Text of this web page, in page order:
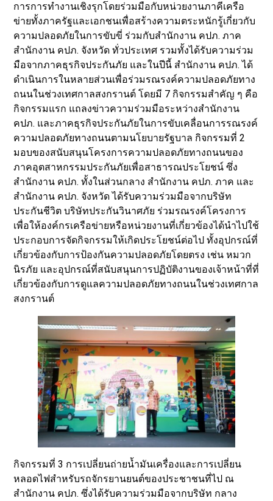
การการทำงานเชิงรุกโดยร่วมมือกับหน่วยงานภาคีเครือ
ข่ายทั้งภาครัฐและเอกชนเพื่อสร้างความตระหนักรู้เกี่ยวกับ
ความปลอดภัยในการขับขี่ ร่วมกับสำนักงาน คปภ. ภาค
สำนักงาน คปภ. จังหวัด ทั่วประเทศ รวมทั้งได้รับความร่วม
มือจากภาคธุรกิจประกันภัย และในปีนี้ สำนักงาน คปภ. ได้
ดำเนินการในหลายส่วนเพื่อร่วมรณรงค์ความปลอดภัยทาง
ถนนในช่วงเทศกาลสงกรานต์ โดยมี 7 กิจกรรมสำคัญ ๆ คือ
กิจกรรมแรก แถลงข่าวความร่วมมือระหว่างสำนักงาน
คปภ. และภาคธุรกิจประกันภัยในการขับเคลื่อนการรณรงค์
ความปลอดภัยทางถนนตามนโยบายรัฐบาล กิจกรรมที่ 2
มอบของสนับสนุนโครงการความปลอดภัยทางถนนของ
ภาคอุตสาหกรรมประกันภัยเพื่อสาธารณประโยชน์ ซึ่ง
สำนักงาน คปภ. ทั้งในส่วนกลาง สำนักงาน คปภ. ภาค และ
สำนักงาน คปภ. จังหวัด ได้รับความร่วมมือจากบริษัท
ประกันชีวิต บริษัทประกันวินาศภัย ร่วมรณรงค์โครงการ
เพื่อให้องค์กรเครือข่ายหรือหน่วยงานที่เกี่ยวข้องได้นำไปใช้
ประกอบการจัดกิจกรรมให้เกิดประโยชน์ต่อไป ทั้งอุปกรณ์ที่
เกี่ยวข้องกับการป้องกันความปลอดภัยโดยตรง เช่น หมวก
นิรภัย และอุปกรณ์ที่สนับสนุนการปฏิบัติงานของเจ้าหน้าที่ที่
เกี่ยวข้องกับการดูแลความปลอดภัยทางถนนในช่วงเทศกาล
สงกรานต์
กิจกรรมที่ 3 การเปลี่ยนถ่ายน้ำมันเครื่องและการเปลี่ยน
หลอดไฟสำหรับรถจักรยานยนต์ของประชาชนที่ไป ณ
สำนักงาน คปภ. ซึ่งได้รับความร่วมมือจากบริษัท กลาง